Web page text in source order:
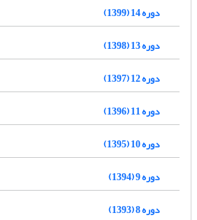
دوره 14 (1399)
دوره 13 (1398)
دوره 12 (1397)
دوره 11 (1396)
دوره 10 (1395)
دوره 9 (1394)
دوره 8 (1393)